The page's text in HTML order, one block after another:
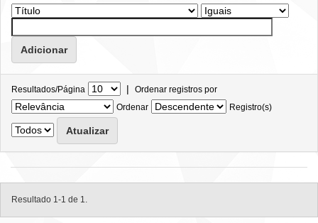
Resultados/Página | Ordenar registros por
Ordenar
Registro(s)
Resultado 1-1 de 1.